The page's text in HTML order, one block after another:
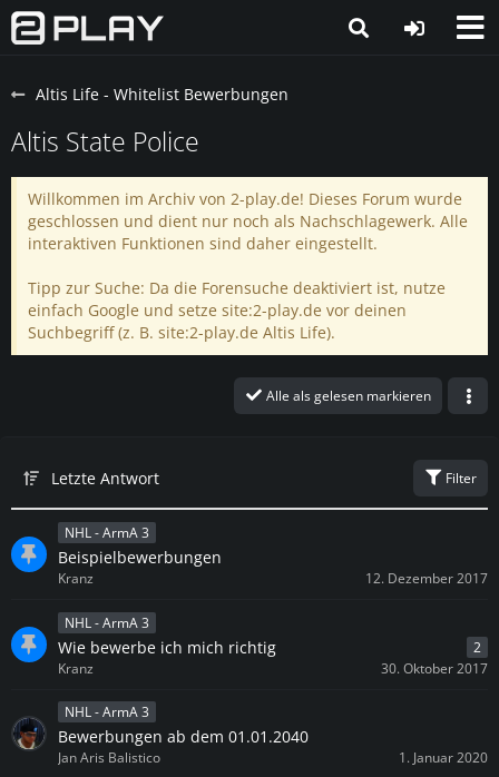
Altis Life - Whitelist Bewerbungen
Altis State Police
Willkommen im Archiv von 2-play.de! Dieses Forum wurde
geschlossen und dient nur noch als Nachschlagewerk. Alle
interaktiven Funktionen sind daher eingestellt.
Tipp zur Suche: Da die Forensuche deaktiviert ist, nutze
einfach Google und setze site:2-play.de vor deinen
Suchbegriff (z. B. site:2-play.de Altis Life).
Alle als gelesen markieren
Letzte Antwort Filter
NHL - ArmA 3
Beispielbewerbungen
Kranz 12. Dezember 2017
NHL - ArmA 3
Wie bewerbe ich mich richtig
2
Kranz
30. Oktober 2017
NHL - ArmA 3
Bewerbungen ab dem 01.01.2040
Jan Aris Balistico 1. Januar 2020